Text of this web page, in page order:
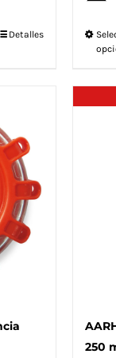
Detalles
250